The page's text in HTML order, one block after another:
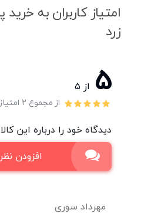
امتیاز کاربران به
زرد
5 از ۵
از مجموع 2 امتیاز
دیدگاه خود را درباره این
افزودن
مهرداد سوری